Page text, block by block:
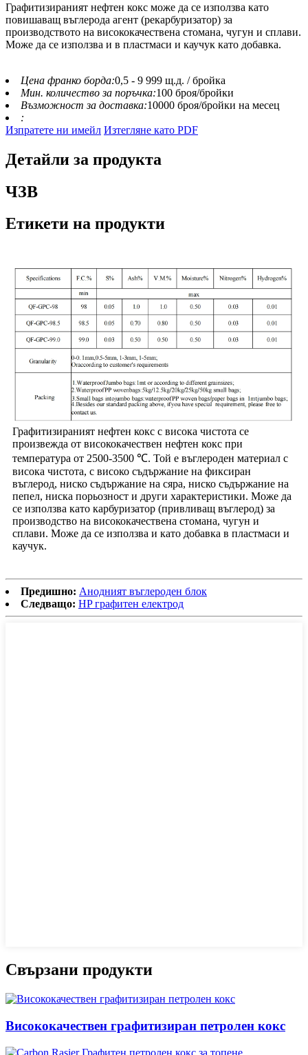
Графитизираният нефтен кокс може да се използва като
повишаващ въглерода агент (рекарбуризатор) за
производството на висококачествена стомана, чугун и сплави.
Може да се използва и в пластмаси и каучук като добавка.
Цена франко борда:0,5 - 9 999 щ.д. / бройка
Мин. количество за поръчка:100 броя/бройки
Възможност за доставка:10000 броя/бройки на месец
:
Изпратете ни имейл Изтегляне като PDF
Детайли за продукта
ЧЗВ
Етикети на продукти
Графитизираният нефтен кокс с висока чистота се
произвежда от висококачествен нефтен кокс при
температура от 2500-3500 ℃. Той е въглероден материал с
висока чистота, с високо съдържание на фиксиран
въглерод, ниско съдържание на сяра, ниско съдържание на
пепел, ниска порьозност и други характеристики. Може да
се използва като карбуризатор (привливащ въглерод) за
производство на висококачествена стомана, чугун и
сплави. Може да се използва и като добавка в пластмаси и
каучук.
Предишно: Анодният въглероден блок
Следващо: HP графитен електрод
Свързани продукти
Висококачествен графитизиран петролен кокс